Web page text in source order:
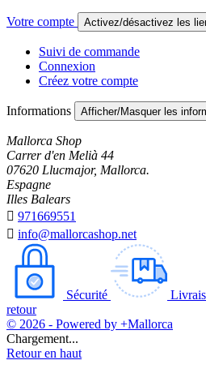
Votre compte Activez/désactivez les
Suivi de commande
Connexion
Créez votre compte
Informations Afficher/Masquer les
Mallorca Shop
Carrer d'en Melià 44
07620 Llucmajor, Mallorca.
Espagne
Illes Balears
 971669551
 info@mallorcashop.net
Sécurité
retour
© 2026 - Powered by +Mallorca
Chargement...
Retour en haut